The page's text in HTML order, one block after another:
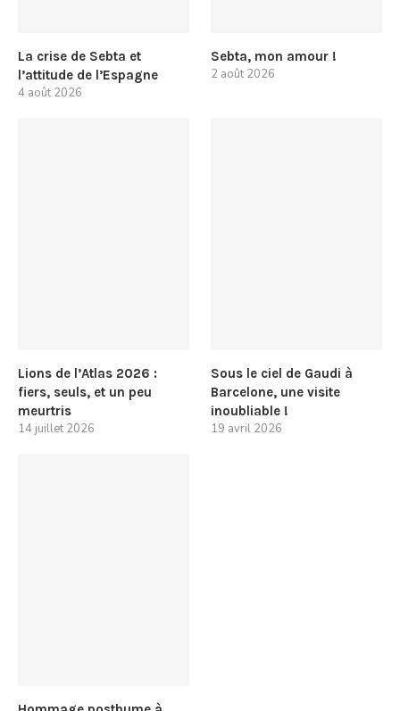
La crise de Sebta et
l’attitude de l’Espagne
4 août 2026
Sebta, mon amour !
2 août 2026
Lions de l’Atlas 2026 :
fiers, seuls, et un peu
meurtris
14 juillet 2026
Sous le ciel de Gaudi à
Barcelone, une visite
inoubliable !
19 avril 2026